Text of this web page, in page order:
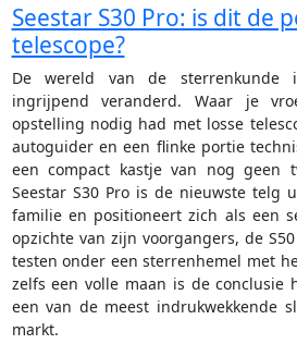
Seestar S30 Pro: is dit de
telescope?
De wereld van de sterrenkunde
ingrijpend veranderd. Waar je
opstelling nodig had met losse
autoguider en een flinke portie
een compact kastje van nog geen
Seestar S30 Pro is de nieuwste telg
familie en positioneert zich als een
opzichte van zijn voorgangers, de
testen onder een sterrenhemel met
zelfs een volle maan is de conclusie
een van de meest indrukwekkende
markt.